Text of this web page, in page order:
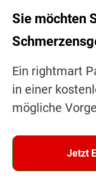
Sie möchten
Ein rightmart
in einer
mögliche
Jetzt